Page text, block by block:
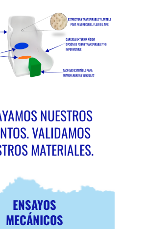
NUESTROS
VALIDAMOS
MATERIALES.
ENSAYOS
MECÁNICOS